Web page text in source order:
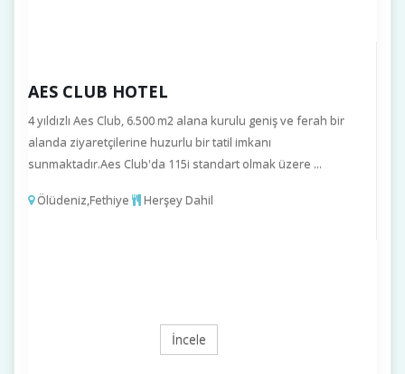
AES CLUB HOTEL
4 yıldızlı Aes Club, 6.500 m2 alana kurulu geniş ve ferah bir
alanda ziyaretçilerine huzurlu bir tatil imkanı
sunmaktadır.Aes Club'da 115i standart olmak üzere ...
Ölüdeniz,Fethiye Herşey Dahil
İncele